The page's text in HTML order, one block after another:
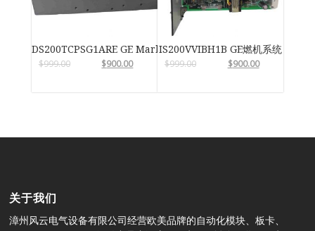
DS200TCPSG1ARE GE Mark VIe
$999.00 $900.00
IS200VVIBH1B GE燃机系统
$999.00 $900.00
关于我们
漳州风云电气设备有限公司经营欧美品牌的自动化模块、板卡、